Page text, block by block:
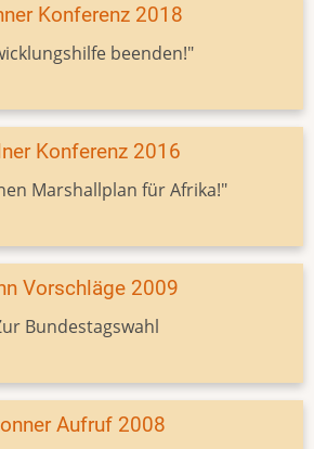
Konferenz 2018
beenden!"
Konferenz 2016
Marshallplan für Afrika!"
Vorschläge 2009
Bundestagswahl
Aufruf 2008